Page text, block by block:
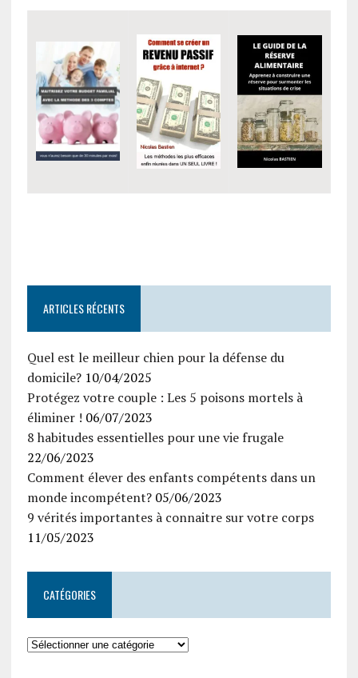
ARTICLES RÉCENTS
Quel est le meilleur chien pour la défense du
domicile? 10/04/2025
Protégez votre couple : Les 5 poisons mortels à
éliminer ! 06/07/2023
8 habitudes essentielles pour une vie frugale
22/06/2023
Comment élever des enfants compétents dans un
monde incompétent? 05/06/2023
9 vérités importantes à connaitre sur votre corps
11/05/2023
CATÉGORIES